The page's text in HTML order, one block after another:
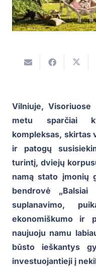
Vilniuje,
metu sparčiai
kompleksas, skirtas
ir patogų
turintį, dviejų
namą stato įmonių
bendrovė
suplanavimo,
ekonomiškumo ir
naujuoju namu
būsto ieškantys
investuojantieji į